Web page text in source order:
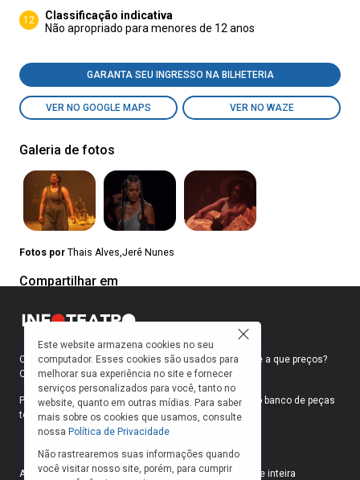
12
Classificação indicativa
Não apropriado para menores de 12 anos
GARANTA SEU INGRESSO NA BILHETERIA
VER NO GOOGLE MAPS VER NO WAZE
Galeria de fotos
Fotos por Thais Alves,Jerê Nunes
Compartilhar em
Como faço para ir ao teatro? Onde compro ingressos e a que preços?
Quais peças estão em cartaz?
Para responder a essas e outras perguntas, criamos o banco de peças
teatrais do INFOTEATRO.
As informações das peças cadastradas no site são de inteira
Este website armazena cookies no seu
computador. Esses cookies são usados para
melhorar sua experiência no site e fornecer
serviços personalizados para você, tanto no
website, quanto em outras mídias. Para saber
mais sobre os cookies que usamos, consulte
nossa Política de Privacidade
Não rastrearemos suas informações quando
você visitar nosso site, porém, para cumprir